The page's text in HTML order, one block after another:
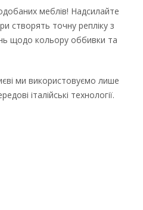
меблів! Надсилайте
створять точну репліку з
щодо кольору оббивки та
ми використовуємо лише
італійські технології.